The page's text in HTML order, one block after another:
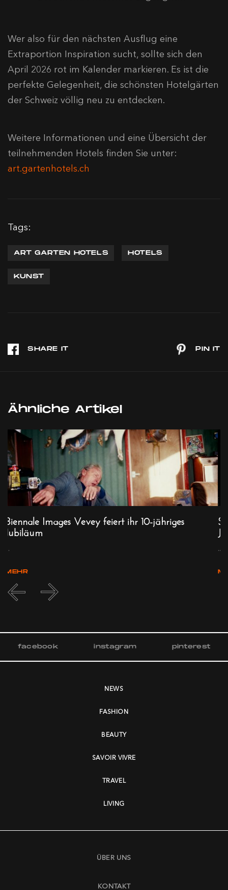
Wer also für den nächsten Ausflug eine
Extraportion Inspiration sucht, sollte sich den
April 2026 rot im Kalender markieren. Es ist die
perfekte Gelegenheit, die schönsten Hotelgärten
der Schweiz völlig neu zu entdecken.
Weitere Informationen und eine Übersicht der
teilnehmenden Hotels finden Sie unter:
art.gartenhotels.ch
Tags:
ART GARTEN HOTELS HOTELS
KUNST
Ähnliche Artikel
Biennale Images Vevey feiert ihr 10-jähriges
Jubiläum
...
MEHR
...
facebook instagram pinterest
NEWS
FASHION
BEAUTY
SAVOIR VIVRE
TRAVEL
LIVING
ÜBER UNS
KONTAKT